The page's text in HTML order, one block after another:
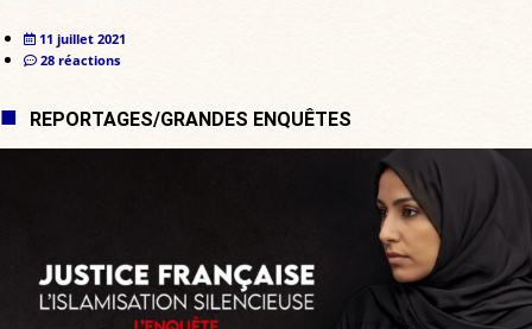
11 juillet 2021
28 réactions
REPORTAGES/GRANDES ENQUÊTES